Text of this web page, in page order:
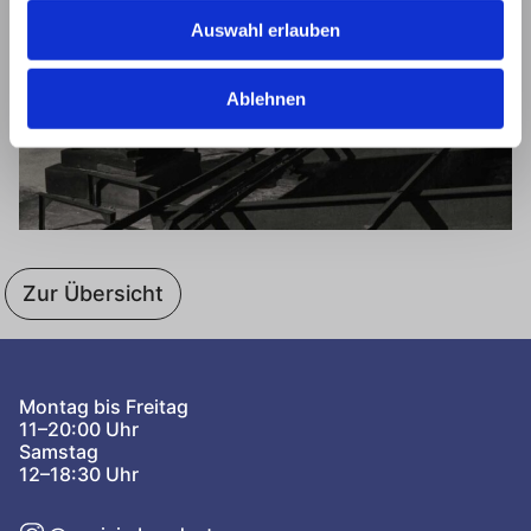
Auswahl erlauben
Ablehnen
Zur Übersicht
Montag bis Freitag
11–20:00 Uhr
Samstag
12–18:30 Uhr